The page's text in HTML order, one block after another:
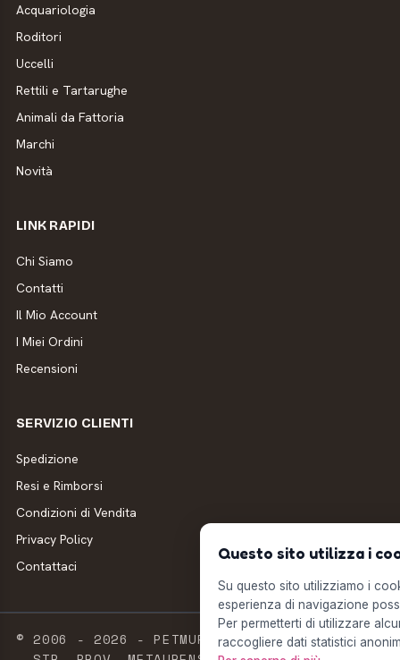
Acquariologia
Roditori
Uccelli
Rettili e Tartarughe
Animali da Fattoria
Marchi
Novità
LINK RAPIDI
Chi Siamo
Contatti
Il Mio Account
I Miei Ordini
Recensioni
SERVIZIO CLIENTI
Spedizione
Resi e Rimborsi
Condizioni di Vendita
Privacy Policy
Contattaci
© 2006 - 2026 - PETMUFFIN - MILLSTORE SRL
Questo sito utilizza i
Su questo sito utilizziamo i
esperienza di navigazione
Per permetterti di utilizzare
raccogliere dati statistici